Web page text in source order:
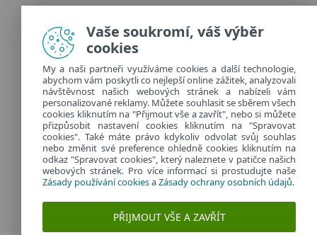
Zásady ochrany osobních údajů
Spravovat cookies
Provozuje:
ESET software spol. s r.o.
Classic 7 Business Park, Jankovcova 1037/49
170 00 Praha 7, Česká republika
IČ: 26467593
Vaše soukromí, váš výběr
cookies
My a naši partneři využíváme cookies a další technologie,
abychom vám poskytli co nejlepší online zážitek, analyzovali
návštěvnost našich webových stránek a nabízeli vám
personalizované reklamy. Můžete souhlasit se sběrem všech
cookies kliknutím na "Přijmout vše a zavřít", nebo si můžete
přizpůsobit nastavení cookies kliknutím na "Spravovat
cookies". Také máte právo kdykoliv odvolat svůj souhlas
nebo změnit své preference ohledně cookies kliknutím na
odkaz "Spravovat cookies", který naleznete v patičce našich
webových stránek. Pro více informací si prostudujte naše
Zásady používání cookiesaZásady ochrany osobních údajů.
PŘIJMOUT VŠE A ZAVŘÍT